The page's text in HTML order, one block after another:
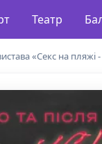
Театр
«Секс на пляжі